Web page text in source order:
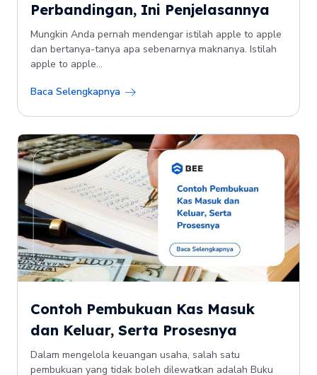
Perbandingan, Ini Penjelasannya
Mungkin Anda pernah mendengar istilah apple to apple
dan bertanya-tanya apa sebenarnya maknanya. Istilah
apple to apple...
Baca Selengkapnya
Contoh Pembukuan Kas Masuk
dan Keluar, Serta Prosesnya
Dalam mengelola keuangan usaha, salah satu
pembukuan yang tidak boleh dilewatkan adalah Buku